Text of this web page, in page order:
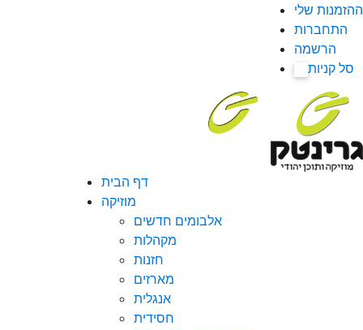
ההזמנות שלי
התחברות
הרשמה
סל קניות
דף הבית
מוזיקה
אלבומים חדשים
מקהלות
חזנות
מארזים
אנגלית
חסידית